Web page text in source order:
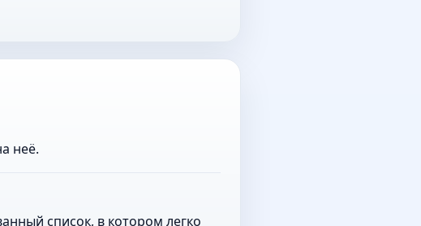
неё.
список, в котором легко